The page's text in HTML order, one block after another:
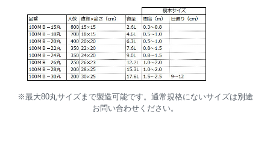
※最大80丸サイズまで製造可能です。通常規格にないサイズは別途
お問い合わせください。